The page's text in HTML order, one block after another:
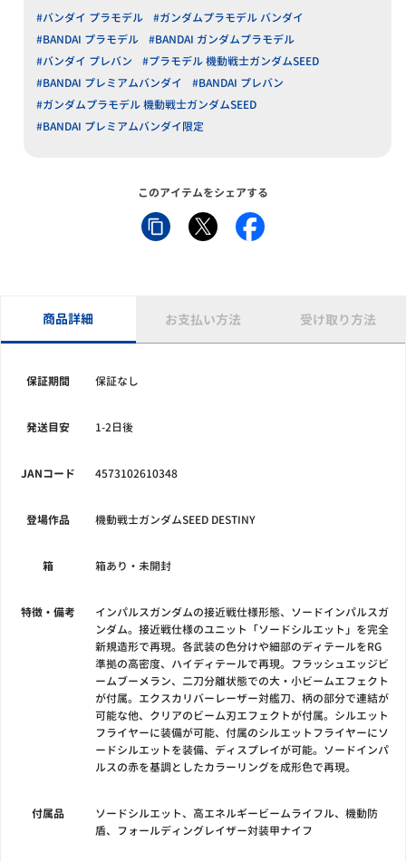
#バンダイ プラモデル
#ガンダムプラモデル バンダイ
#BANDAI プラモデル
#BANDAI ガンダムプラモデル
#バンダイ プレバン
#プラモデル 機動戦士ガンダムSEED
#BANDAI プレミアムバンダイ
#BANDAI プレバン
#ガンダムプラモデル 機動戦士ガンダムSEED
#BANDAI プレミアムバンダイ限定
このアイテムをシェアする
商品詳細 お支払い方法 受け取り方法
保証期間 保証なし
発送目安 1-2日後
JANコード 4573102610348
登場作品 機動戦士ガンダムSEED DESTINY
箱 箱あり・未開封
特徴・備考
インパルスガンダムの接近戦仕様形態、ソードインパルスガ
ンダム。接近戦仕様のユニット「ソードシルエット」を完全
新規造形で再現。各武装の色分けや細部のディテールをRG
準拠の高密度、ハイディテールで再現。フラッシュエッジビ
ームブーメラン、二刀分離状態での大・小ビームエフェクト
が付属。エクスカリバーレーザー対艦刀、柄の部分で連結が
可能な他、クリアのビーム刃エフェクトが付属。シルエット
フライヤーに装備が可能、付属のシルエットフライヤーにソ
ードシルエットを装備、ディスプレイが可能。ソードインパ
ルスの赤を基調としたカラーリングを成形色で再現。
付属品
ソードシルエット、高エネルギービームライフル、機動防
盾、フォールディングレイザー対装甲ナイフ